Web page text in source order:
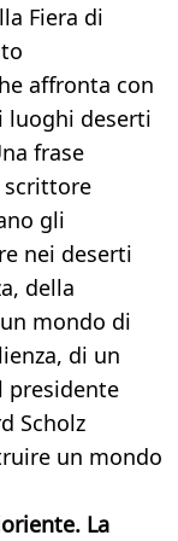
Fiera di
affronta con
luoghi deserti
frase
scrittore
gli
nei deserti
della
mondo di
di un
presidente
Scholz
un mondo
La